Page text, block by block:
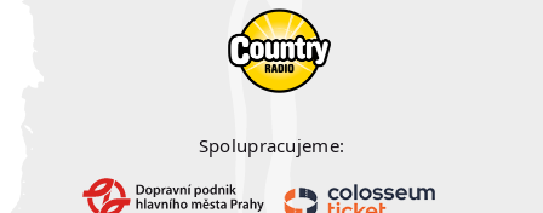
Spolupracujeme: